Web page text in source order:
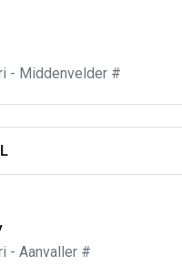
- Middenvelder #
- Aanvaller #